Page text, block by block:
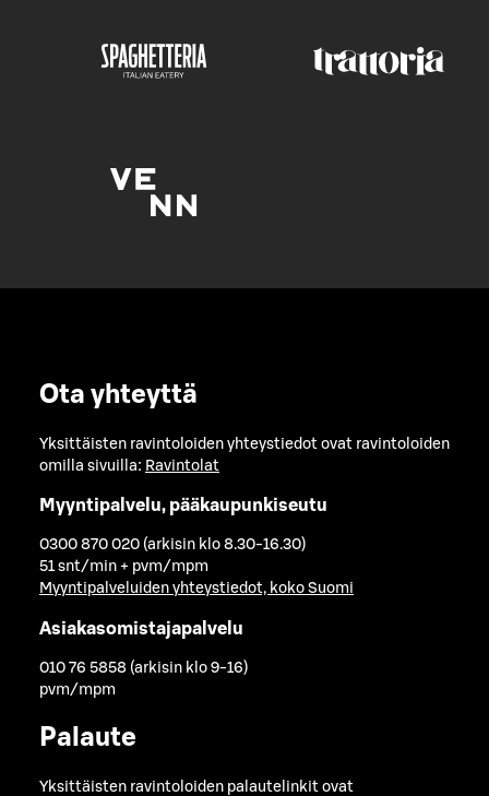
Ota yhteyttä
Yksittäisten ravintoloiden yhteystiedot ovat ravintoloiden
omilla sivuilla: Ravintolat
Myyntipalvelu, pääkaupunkiseutu
0300 870 020 (arkisin klo 8.30-16.30)
51 snt/min + pvm/mpm
Myyntipalveluiden yhteystiedot, koko Suomi
Asiakasomistajapalvelu
010 76 5858 (arkisin klo 9-16)
pvm/mpm
Palaute
Yksittäisten ravintoloiden palautelinkit ovat